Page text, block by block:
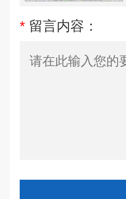
* 留言内容：